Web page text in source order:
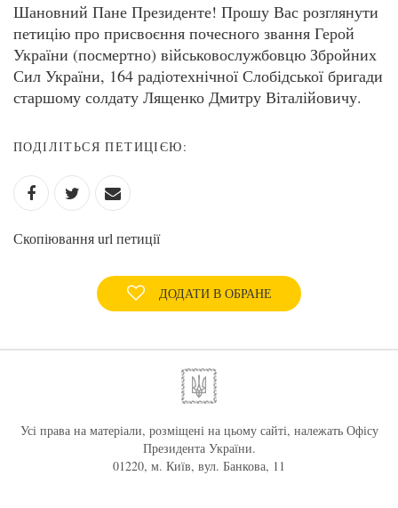
Шановний Пане Президенте! Прошу Вас розглянути
петицію про присвоєння почесного звання Герой
України (посмертно) військовослужбовцю Збройних
Сил України, 164 радіотехнічної Слобідської бригади
старшому солдату Лященко Дмитру Віталійовичу.
ПОДІЛІТЬСЯ ПЕТИЦІЄЮ:
Скопіювання url петиції
ДОДАТИ В ОБРАНЕ
Усі права на матеріали, розміщені на цьому сайті, належать Офісу
Президента України.
01220, м. Київ, вул. Банкова, 11